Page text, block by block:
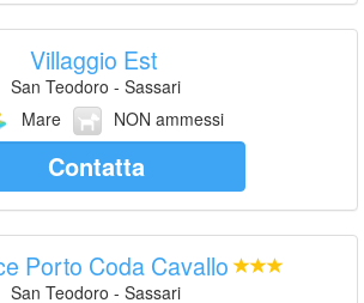
Villaggio Est
San Teodoro - Sassari
Mare
NON ammessi
Contatta
Porto Coda Cavallo
San Teodoro - Sassari